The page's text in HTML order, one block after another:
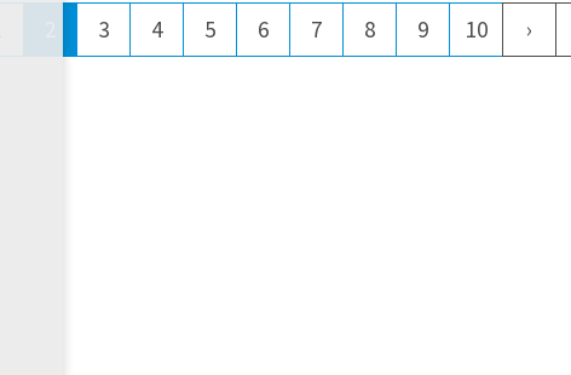
3 4 5 6 7 8 9 10 ›